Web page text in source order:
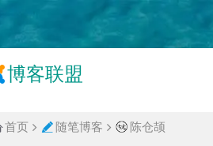
博客联盟
首页 随笔博客 陈仓颉